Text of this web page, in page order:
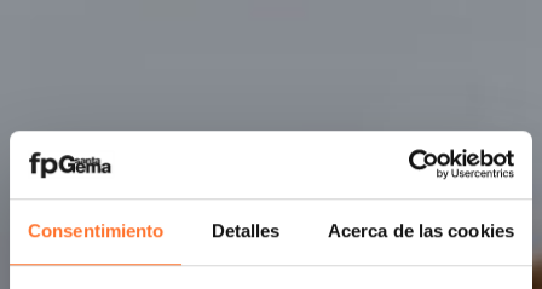
Consentimiento Detalles Acerca de las cookies